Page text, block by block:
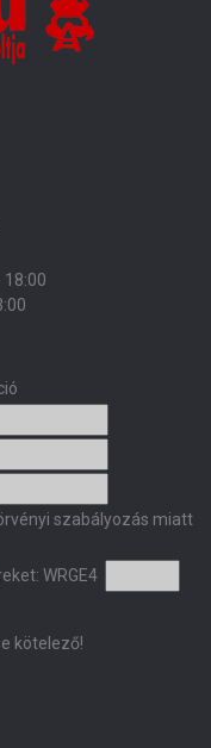
18:00
szabályozás miatt
WRGE4
kötelező!